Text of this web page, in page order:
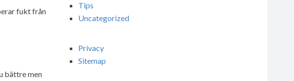
fukt från
bättre men
Tips
Uncategorized
Privacy
Sitemap